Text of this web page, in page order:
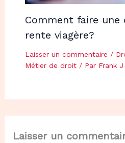
Comment faire une
rente viagère?
Laisser un commentaire /
Métier de droit/ Par Frank J
Laisser un